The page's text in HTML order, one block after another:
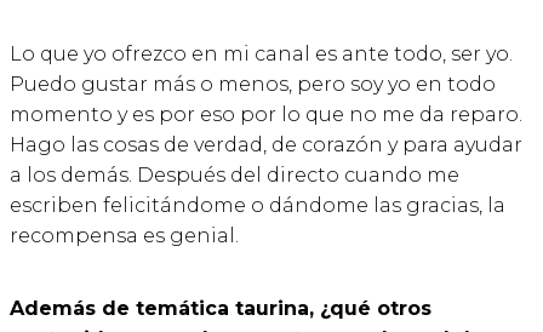
Lo que yo ofrezco en mi canal es ante todo, ser yo.
Puedo gustar más o menos, pero soy yo en todo
momento y es por eso por lo que no me da reparo.
Hago las cosas de verdad, de corazón y para ayudar
a los demás. Después del directo cuando me
escriben felicitándome o dándome las gracias, la
recompensa es genial.
Además de temática taurina, ¿qué otros